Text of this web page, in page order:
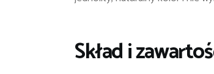
Skład i